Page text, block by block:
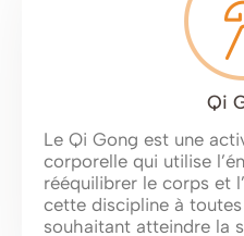
Qi
Le Qi Gong est une
corporelle qui utilise
rééquilibrer le corps et
cette discipline à
souhaitant atteindre la